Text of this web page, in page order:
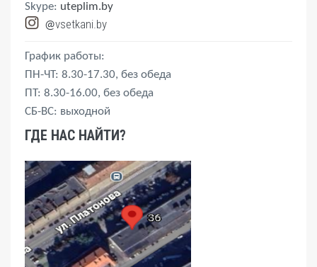
Skype: uteplim.by
@vsetkani.by
График работы:
ПН-ЧТ: 8.30-17.30, без обеда
ПТ: 8.30-16.00, без обеда
СБ-ВС: выходной
ГДЕ НАС НАЙТИ?